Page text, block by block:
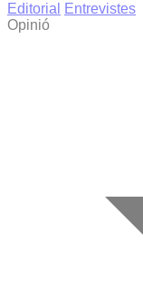
Editorial
Entrevistes
Opinió